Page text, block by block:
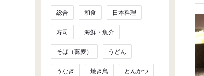
総合 和食 日本料理
寿司 海鮮・魚介
そば（蕎麦） うどん
うなぎ 焼き鳥 とんかつ